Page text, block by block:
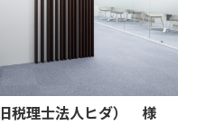
税理士法人ヒダ） 様